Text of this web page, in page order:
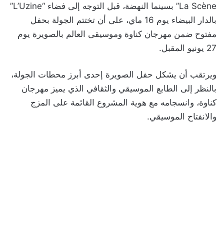
La Scène” بسينما النهضة، قبل التوجه إلى فضاء “L’Uzine”
بالدار البيضاء يوم 16 ماي، على أن تختتم الجولة بحفل
مفتوح ضمن مهرجان كناوة وموسيقى العالم بالصويرة يوم
27 يونيو المقبل.
ويرتقب أن يشكل حفل الصويرة إحدى أبرز محطات الجولة،
بالنظر إلى الطابع الموسيقي والثقافي الذي يميز مهرجان
كناوة، وانسجامه مع هوية المشروع القائمة على المزج
والانفتاح الموسيقي.